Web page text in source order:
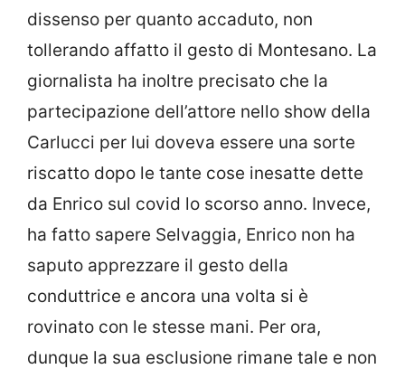
dissenso per quanto accaduto, non
tollerando affatto il gesto di Montesano. La
giornalista ha inoltre precisato che la
partecipazione dell’attore nello show della
Carlucci per lui doveva essere una sorte
riscatto dopo le tante cose inesatte dette
da Enrico sul covid lo scorso anno. Invece,
ha fatto sapere Selvaggia, Enrico non ha
saputo apprezzare il gesto della
conduttrice e ancora una volta si è
rovinato con le stesse mani. Per ora,
dunque la sua esclusione rimane tale e non